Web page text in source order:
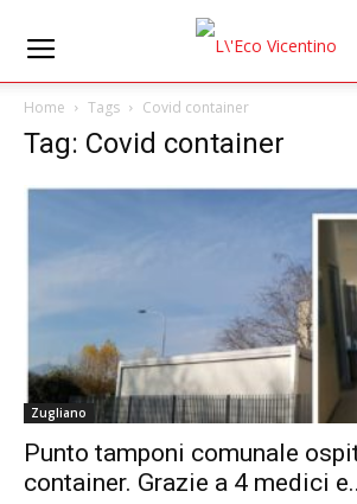
Home Tags Covid container
Tag: Covid container
Zugliano
Punto tamponi comunale
container. Grazie a 4 medici